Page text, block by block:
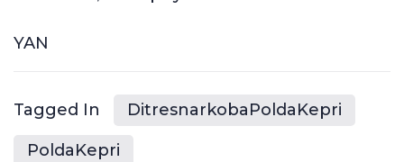
YAN
Tagged In DitresnarkobaPoldaKepri
PoldaKepri